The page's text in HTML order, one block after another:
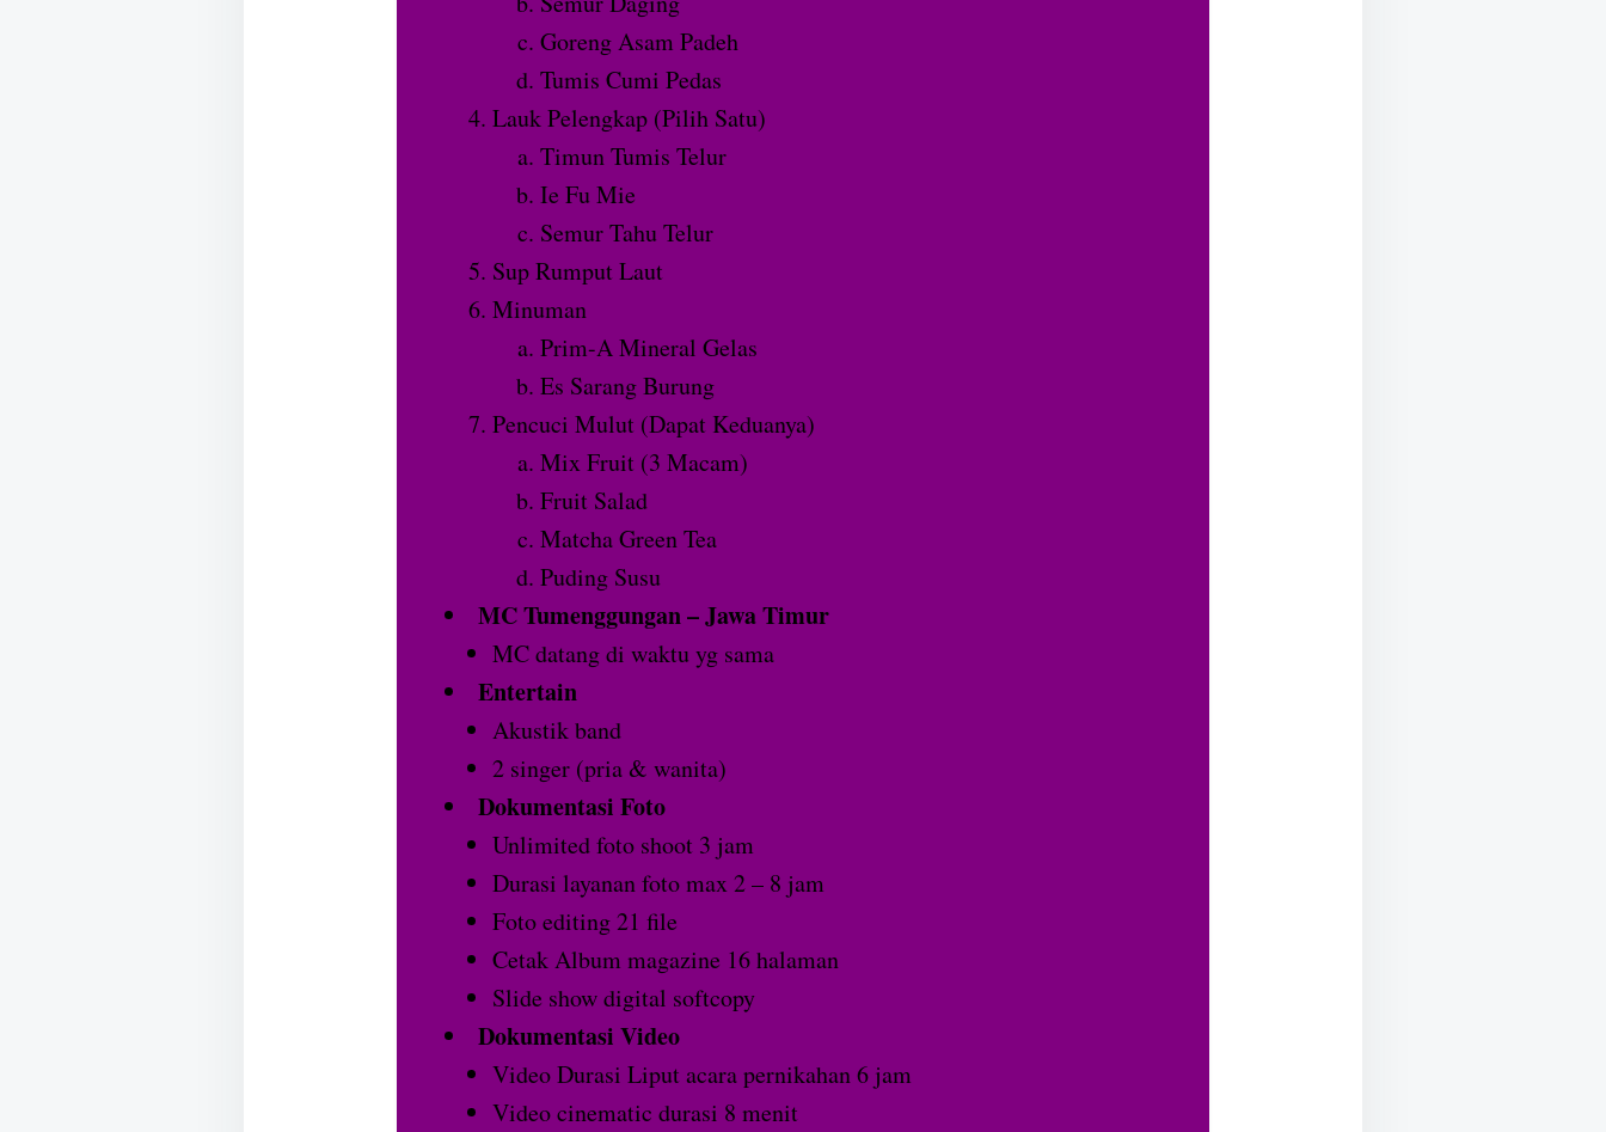
Goreng Asam Padeh
Tumis Cumi Pedas
Lauk Pelengkap (Pilih Satu)
Timun Tumis Telur
Ie Fu Mie
Semur Tahu Telur
Sup Rumput Laut
Minuman
Prim-A Mineral Gelas
Es Sarang Burung
Pencuci Mulut (Dapat Keduanya)
Mix Fruit (3 Macam)
Fruit Salad
Matcha Green Tea
Puding Susu
MC Tumenggungan – Jawa Timur
MC datang di waktu yg sama
Entertain
Akustik band
2 singer (pria & wanita)
Dokumentasi Foto
Unlimited foto shoot 3 jam
Durasi layanan foto max 2 – 8 jam
Foto editing 21 file
Cetak Album magazine 16 halaman
Slide show digital softcopy
Dokumentasi Video
Video Durasi Liput acara pernikahan 6 jam
Video cinematic durasi 8 menit